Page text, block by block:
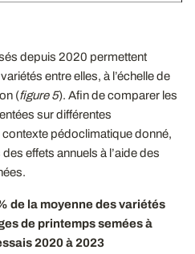
depuis 2020 permettent
entre elles, à l’échelle de
(figure 5). Afin de comparer les
sur différentes
pédoclimatique donné,
effets annuels à l’aide des
de la moyenne des variétés
de printemps semées à
2020 à 2023